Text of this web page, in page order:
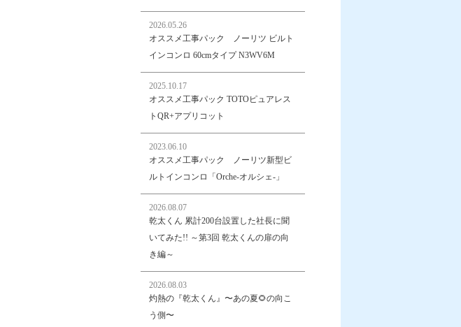
2026.05.26
オススメ工事パック ノーリツ ビルト
インコンロ 60cmタイプ N3WV6M
2025.10.17
オススメ工事パック TOTOピュアレス
トQR+アプリコット
2023.06.10
オススメ工事パック ノーリツ新型ビ
ルトインコンロ「Orche-オルシェ-」
2026.08.07
乾太くん 累計200台設置した社長に聞
いてみた!! ～第3回 乾太くんの扉の向
き編～
2026.08.03
灼熱の『乾太くん』〜あの夏🌻の向こ
う側〜